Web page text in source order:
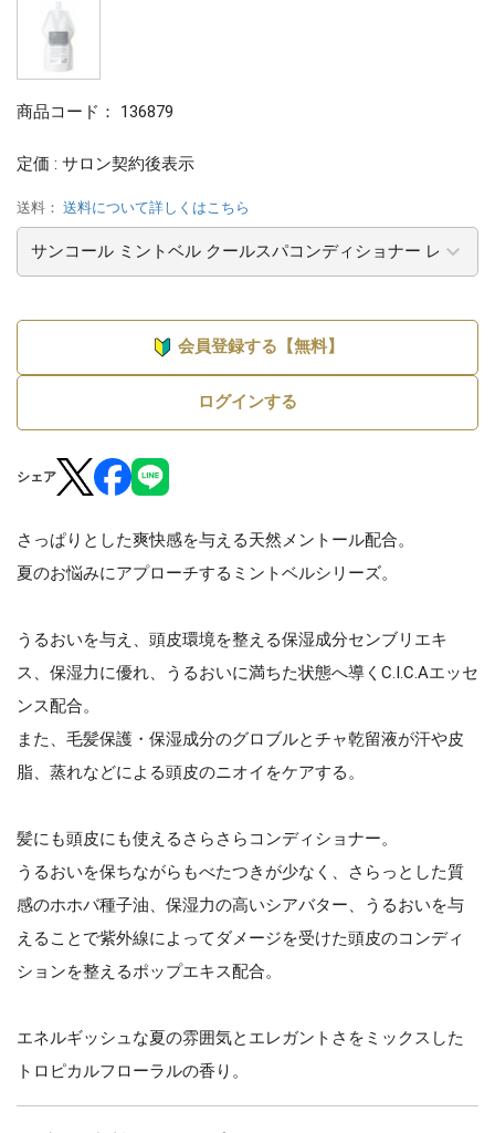
商品コード： 136879
定価 : サロン契約後表示
送料： 送料について詳しくはこちら
会員登録する【無料】
ログインする
シェア
さっぱりとした爽快感を与える天然メントール配合。
夏のお悩みにアプローチするミントベルシリーズ。
うるおいを与え、頭皮環境を整える保湿成分センブリエキ
ス、保湿力に優れ、うるおいに満ちた状態へ導くC.I.C.Aエッセ
ンス配合。
また、毛髪保護・保湿成分のグロブルとチャ乾留液が汗や皮
脂、蒸れなどによる頭皮のニオイをケアする。
髪にも頭皮にも使えるさらさらコンディショナー。
うるおいを保ちながらもべたつきが少なく、さらっとした質
感のホホバ種子油、保湿力の高いシアバター、うるおいを与
えることで紫外線によってダメージを受けた頭皮のコンディ
ションを整えるポップエキス配合。
エネルギッシュな夏の雰囲気とエレガントさをミックスした
トロピカルフローラルの香り。